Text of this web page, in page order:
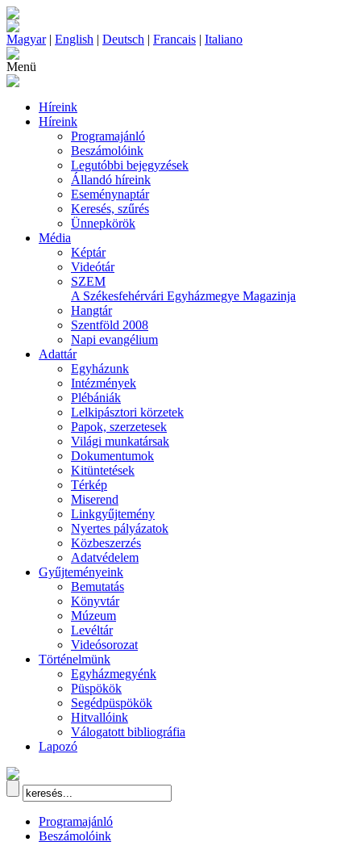
Magyar| English | Deutsch | Francais | Italiano
Menü
Híreink
Híreink
Programajánló
Beszámolóink
Legutóbbi bejegyzések
Állandó híreink
Eseménynaptár
Keresés, szűrés
Ünnepkörök
Média
Képtár
Videótár
SZEM
A Székesfehérvári Egyházmegye Magazinja
Hangtár
Szentföld 2008
Napi evangélium
Adattár
Egyházunk
Intézmények
Plébániák
Lelkipásztori körzetek
Papok, szerzetesek
Világi munkatársak
Dokumentumok
Kitüntetések
Térkép
Miserend
Linkgyűjtemény
Nyertes pályázatok
Közbeszerzés
Adatvédelem
Gyűjteményeink
Bemutatás
Könyvtár
Múzeum
Levéltár
Videósorozat
Történelmünk
Egyházmegyénk
Püspökök
Segédpüspökök
Hitvallóink
Válogatott bibliográfia
Lapozó
Programajánló
Beszámolóink